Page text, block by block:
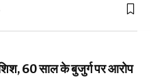
60 साल के बुजुर्ग पर आरोप